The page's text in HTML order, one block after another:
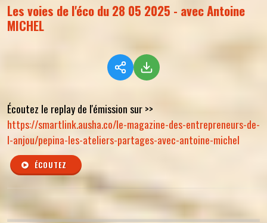
Les voies de l'éco du 28 05 2025 - avec Antoine
MICHEL
Écoutez le replay de l'émission sur >>
https://smartlink.ausha.co/le-magazine-des-entrepreneurs-de-
l-anjou/pepina-les-ateliers-partages-avec-antoine-michel
ÉCOUTEZ